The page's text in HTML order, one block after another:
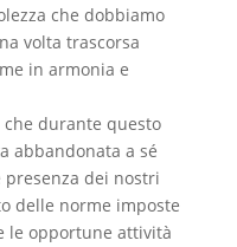
che dobbiamo
volta trascorsa
in armonia e
durante questo
abbandonata a sé
presenza dei nostri
delle norme imposte
le opportune attività